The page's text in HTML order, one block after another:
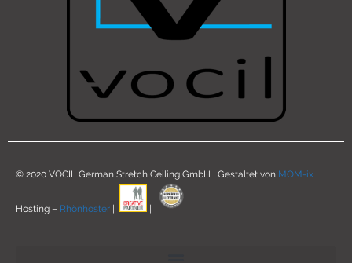
© 2020 VOCIL German Stretch Ceiling GmbH I Gestaltet von MOM-ix
Hosting – Rhönhoster